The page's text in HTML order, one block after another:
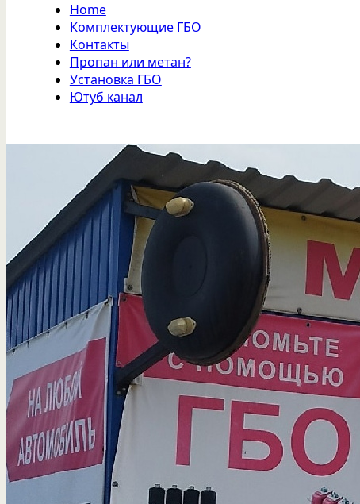
Home
Комплектующие ГБО
Контакты
Пропан или метан?
Установка ГБО
Ютуб канал